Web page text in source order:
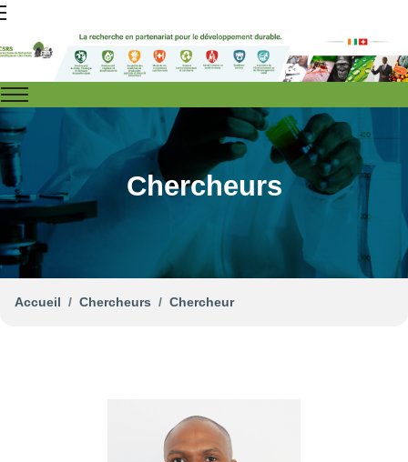
Chercheurs
Accueil Chercheurs Chercheur